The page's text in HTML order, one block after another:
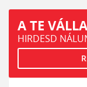
A TE
HIRDESD